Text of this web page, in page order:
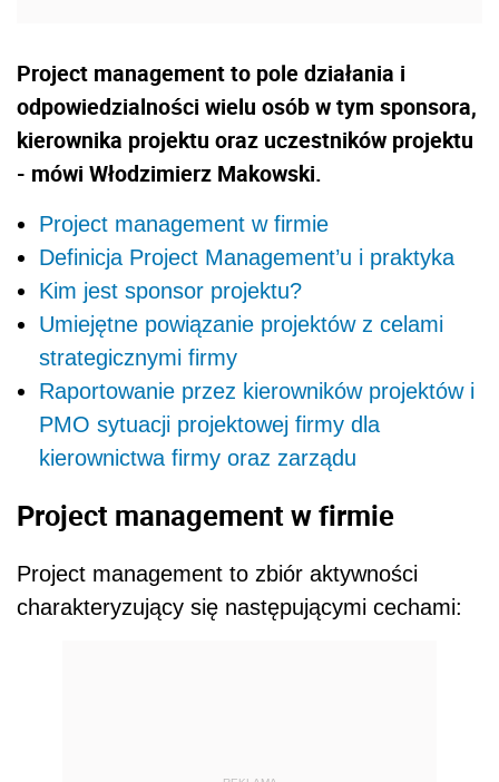
Project management to pole działania i
odpowiedzialności wielu osób w tym sponsora,
kierownika projektu oraz uczestników projektu
- mówi Włodzimierz Makowski.
Project management w firmie
Definicja Project Management’u i praktyka
Kim jest sponsor projektu?
Umiejętne powiązanie projektów z celami
strategicznymi firmy
Raportowanie przez kierowników projektów i
PMO sytuacji projektowej firmy dla
kierownictwa firmy oraz zarządu
Project management w firmie
Project management to zbiór aktywności
charakteryzujący się następującymi cechami: